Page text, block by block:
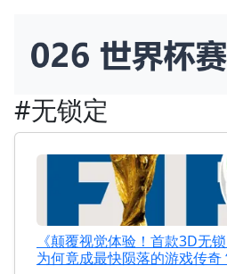
#无锁定
《颠覆视觉体验！首款3D无
为何竟成最快陨落的游戏传奇